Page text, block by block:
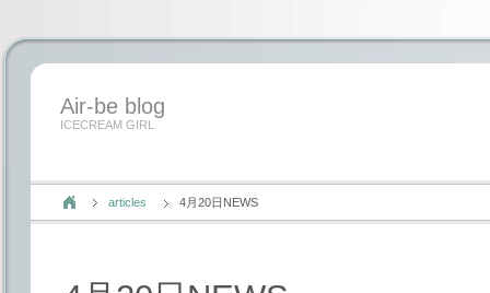
Air-be blog
ICECREAM GIRL
articles 4月20日NEWS